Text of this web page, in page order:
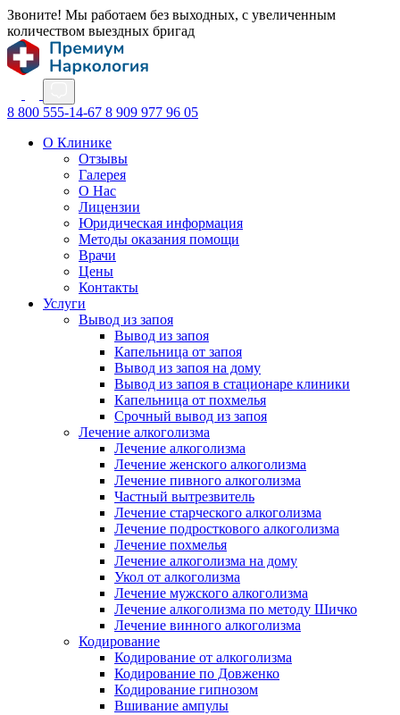
Звоните! Мы работаем без выходных, с увеличенным
количеством выездных бригад
8 800 555-14-67 8 909 977 96 05
О Клинике
Отзывы
Галерея
О Нас
Лицензии
Юридическая информация
Методы оказания помощи
Врачи
Цены
Контакты
Услуги
Вывод из запоя
Вывод из запоя
Капельница от запоя
Вывод из запоя на дому
Вывод из запоя в стационаре клиники
Капельница от похмелья
Срочный вывод из запоя
Лечение алкоголизма
Лечение алкоголизма
Лечение женского алкоголизма
Лечение пивного алкоголизма
Частный вытрезвитель
Лечение старческого алкоголизма
Лечение подросткового алкоголизма
Лечение похмелья
Лечение алкоголизма на дому
Укол от алкоголизма
Лечение мужского алкоголизма
Лечение алкоголизма по методу Шичко
Лечение винного алкоголизма
Кодирование
Кодирование от алкоголизма
Кодирование по Довженко
Кодирование гипнозом
Вшивание ампулы